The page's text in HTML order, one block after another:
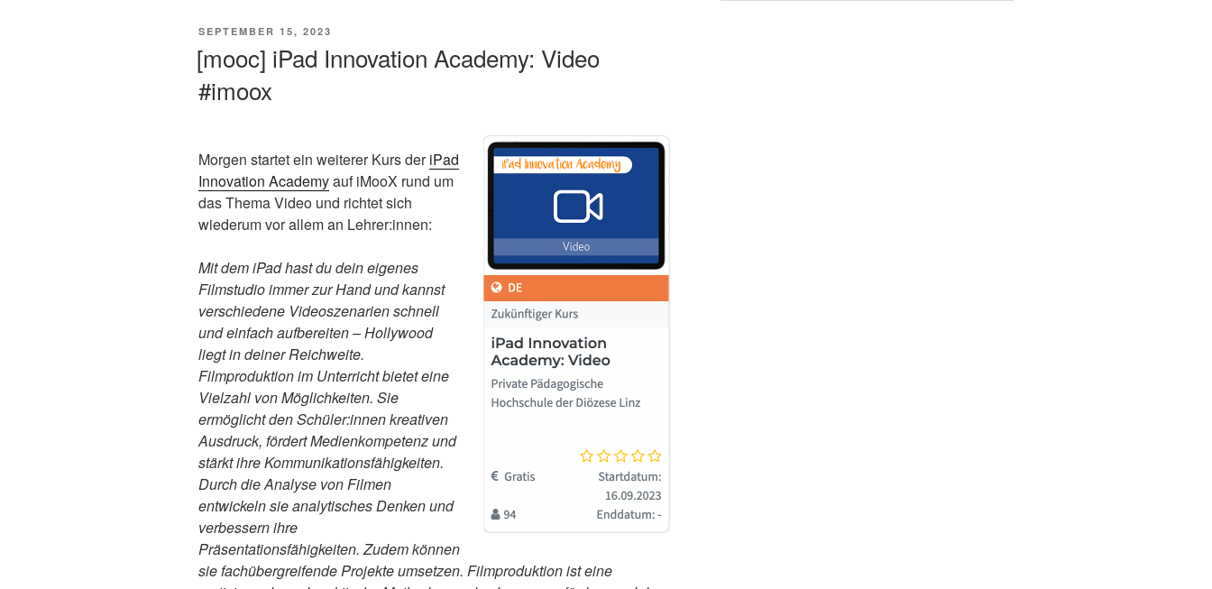
VERÖFFENTLICHT
SEPTEMBER 15, 2023
[mooc] iPad Innovation Academy: Video
#imoox
Morgen startet ein weiterer Kurs deriPad
Innovation Academyauf iMooX rund um
das Thema Video und richtet sich
wiederum vor allem an Lehrer:innen:
Mit dem iPad hast du dein eigenes
Filmstudio immer zur Hand und kannst
verschiedene Videoszenarien schnell
und einfach aufbereiten – Hollywood
liegt in deiner Reichweite.
Filmproduktion im Unterricht bietet eine
Vielzahl von Möglichkeiten. Sie
ermöglicht den Schüler:innen kreativen
Ausdruck, fördert Medienkompetenz und
stärkt ihre Kommunikationsfähigkeiten.
Durch die Analyse von Filmen
entwickeln sie analytisches Denken und
verbessern ihre
Präsentationsfähigkeiten. Zudem können
sie fachübergreifende Projekte umsetzen. Filmproduktion ist eine